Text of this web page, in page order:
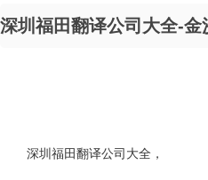
深圳福田翻译公司大全-
深圳福田翻译公司大全，